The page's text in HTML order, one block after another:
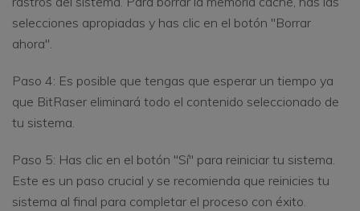
selecciones apropiadas y has clic en el botón "Borrar
ahora".
Paso 4: Es posible que tengas que esperar un tiempo ya
que BitRaser eliminará todo el contenido seleccionado de
tu sistema.
Paso 5: Has clic en el botón "Sí" para reiniciar tu sistema.
Este es un paso crucial y se recomienda que reinicies tu
sistema al final para completar el proceso con éxito.